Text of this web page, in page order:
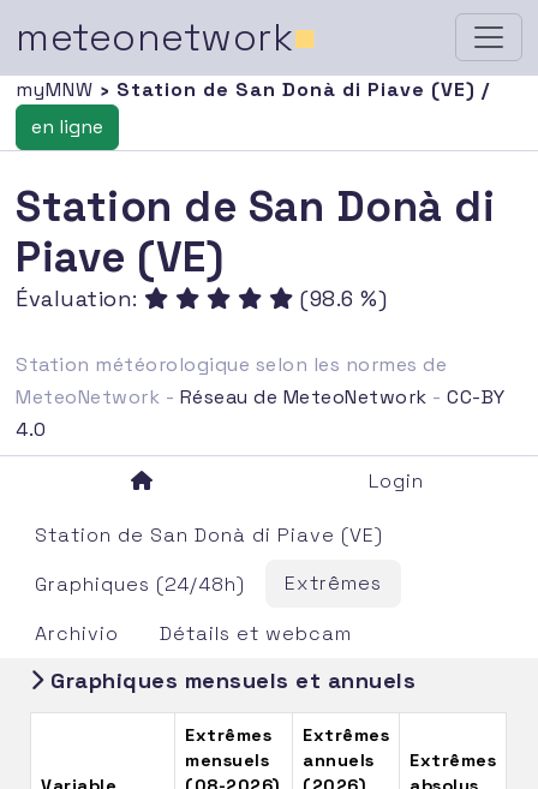
meteonetwork■
myMNW › Station de San Donà di Piave (VE) /
en ligne
Station de San Donà di
Piave (VE)
Évaluation: (98.6 %)
Station météorologique selon les normes de
MeteoNetwork - Réseau de MeteoNetwork -CC-BY
4.0
Login
Station de San Donà di Piave (VE)
Graphiques (24/48h)
Extrêmes
Archivio
Détails et webcam
Graphiques mensuels et annuels
Extrêmes
mensuels
Extrêmes
annuels
Extrêmes